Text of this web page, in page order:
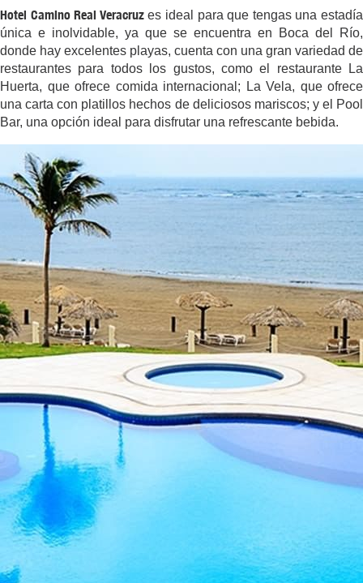
Hotel Camino Real Veracruzes ideal para que tengas una estadía
única e inolvidable, ya que se encuentra en Boca del Río,
donde hay excelentes playas, cuenta con una gran variedad de
restaurantes para todos los gustos, como el restaurante La
Huerta, que ofrece comida internacional; La Vela, que ofrece
una carta con platillos hechos de deliciosos mariscos; y el Pool
Bar, una opción ideal para disfrutar una refrescante bebida.